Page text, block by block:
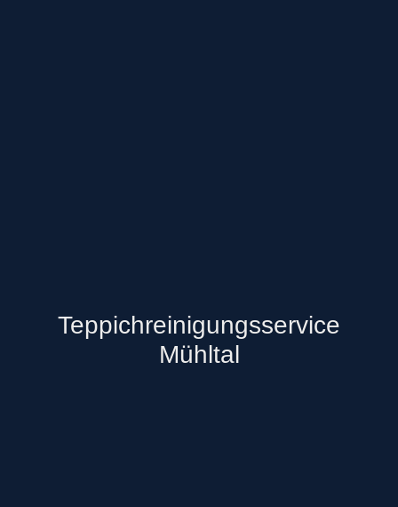
Teppichreinigungsservice
Mühltal